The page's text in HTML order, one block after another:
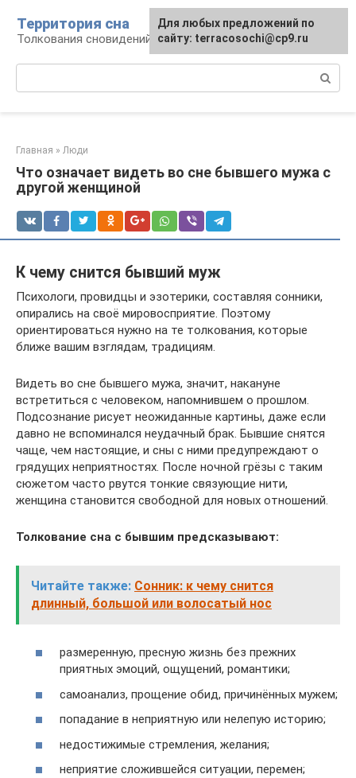
контенту
Территория сна
Толкования сновидений
Главная » Люди
Что означает видеть во сне бывшего мужа с
другой женщиной
К чему снится бывший муж
Психологи, провидцы и эзотерики, составляя сонники,
опирались на своё мировосприятие. Поэтому
ориентироваться нужно на те толкования, которые
ближе вашим взглядам, традициям.
Видеть во сне бывшего мужа, значит, накануне
встретиться с человеком, напомнившем о прошлом.
Подсознание рисует неожиданные картины, даже если
давно не вспоминался неудачный брак. Бывшие снятся
чаще, чем настоящие, и сны с ними предупреждают о
грядущих неприятностях. После ночной грёзы с таким
сюжетом часто рвутся тонкие связующие нити,
женщина становится свободной для новых отношений.
Толкование сна с бывшим предсказывают:
Читайте также: Сонник: к чему снится
длинный, большой или волосатый нос
размеренную, пресную жизнь без прежних
приятных эмоций, ощущений, романтики;
самоанализ, прощение обид, причинённых мужем;
попадание в неприятную или нелепую историю;
недостижимые стремления, желания;
неприятие сложившейся ситуации, перемен;
Для любых предложений по
сайту: terracosochi@cp9.ru